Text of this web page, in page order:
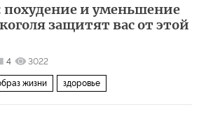
и уменьшение
защитят вас от этой
4 3022
жизни здоровье